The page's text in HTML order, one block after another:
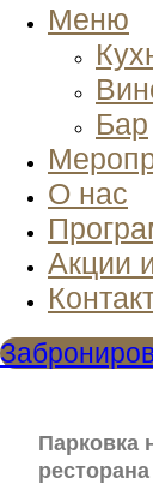
Меню
Бар
О нас
Акции
Парковка